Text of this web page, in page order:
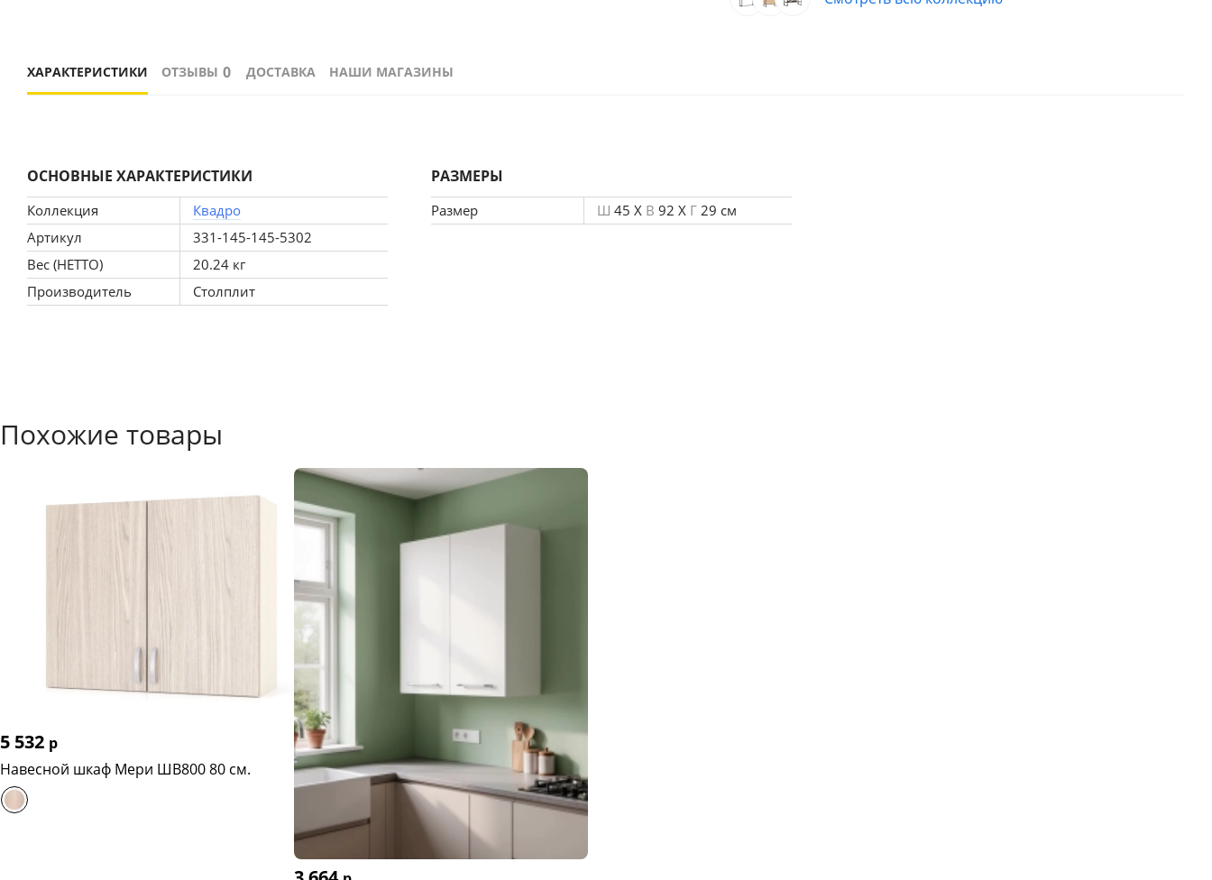
ХАРАКТЕРИСТИКИ ОТЗЫВЫ 0 ДОСТАВКА НАШИ МАГАЗИНЫ
ОСНОВНЫЕ ХАРАКТЕРИСТИКИ
Коллекция
Квадро
Артикул
331-145-145-5302
Вес (НЕТТО)
20.24 кг
Производитель
Столплит
РАЗМЕРЫ
Размер Ш 45 X В 92 X Г 29 см
Похожие товары
5 532 р
Навесной шкаф Мери ШВ800 80 см.